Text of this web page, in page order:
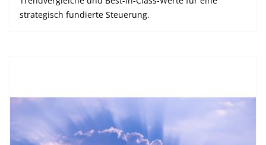
strategisch fundierte Steuerung.